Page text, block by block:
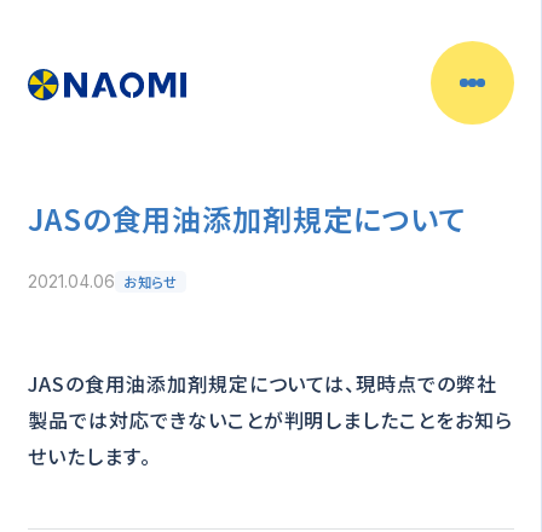
JASの食用油添加剤規定について
2021.04.06 お知らせ
JASの食用油添加剤規定については、現時点での弊社
製品では対応できないことが判明しましたことをお知ら
せいたします。